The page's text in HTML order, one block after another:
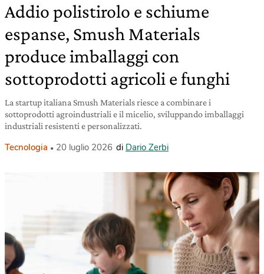
Addio polistirolo e schiume
espanse, Smush Materials
produce imballaggi con
sottoprodotti agricoli e funghi
La startup italiana Smush Materials riesce a combinare i
sottoprodotti agroindustriali e il micelio, sviluppando imballaggi
industriali resistenti e personalizzati.
Tecnologia 20 luglio 2026 di Dario Zerbi